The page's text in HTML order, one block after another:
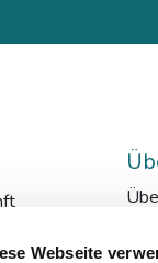
Webseite